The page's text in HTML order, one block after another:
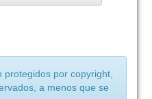
por copyright,
a menos que se